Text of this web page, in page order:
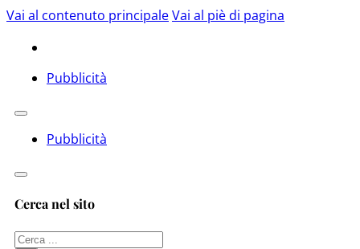
Vai al contenuto principaleVai al piè di pagina
Pubblicità
Pubblicità
Cerca nel sito
Cerca